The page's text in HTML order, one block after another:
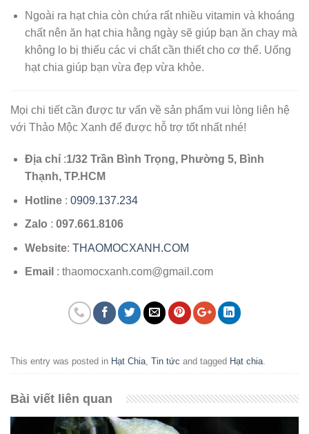
Ngoài ra hạt chia còn chứa rất nhiều vitamin và khoáng
chất nên ăn hạt chia hằng ngày sẽ giúp bạn ăn chay mà
không lo bị thiếu các vi chất cần thiết cho cơ thể. Uống
hạt chia giúp bạn vừa đẹp vừa khỏe.
Mọi chi tiết cần được tư vấn về sản phẩm vui lòng liên hệ
với Thảo Mộc Xanh để được hỗ trợ tốt nhất nhé!
Địa chỉ:1/32 Trần Bình Trọng, Phường 5, Bình
Thạnh, TP.HCM
Hotline: 0909.137.234
Zalo : 097.661.8106
Website: THAOMOCXANH.COM
Email : thaomocxanh.com@gmail.com
This entry was posted in Hạt Chia Tin tức and tagged Hạt chia
Bài viết liên quan